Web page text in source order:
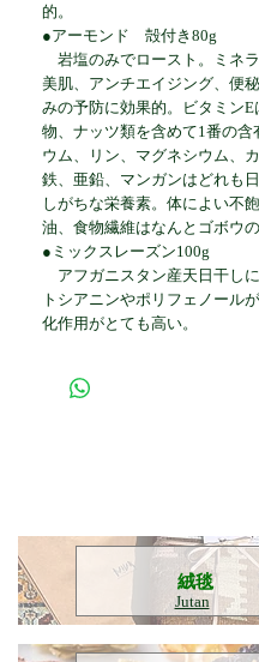
的。
●アーモンド 殻付き80g
岩塩のみでロースト。ミネラ
美肌、アンチエイジング、便
みの予防に効果的。ビタミンE
物、ナッツ類を含めて1番の含
ウム、リン、マグネシウム、カ
鉄、亜鉛、マンガンはどれも
しがちな栄養素。体によい不
油、食物繊維はなんとゴボウの
●ミックスレーズン100g
アフガニスタン産天日干し
トシアニンやポリフェノール
化作用がとても高い。
​絨毯
Jutan